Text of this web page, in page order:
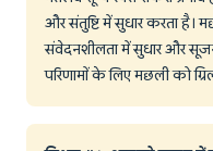
और संतुष्टि में सुधार करता है।
संवेदनशीलता में सुधार और
परिणामों के लिए मछली को